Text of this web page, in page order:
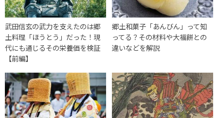
武田信玄の武力を支えたのは郷
土料理「ほうとう」だった！現
代にも通じるその栄養価を検証
【前編】
郷土和菓子「あんびん」って知
ってる？その材料や大福餅との
違いなどを解説